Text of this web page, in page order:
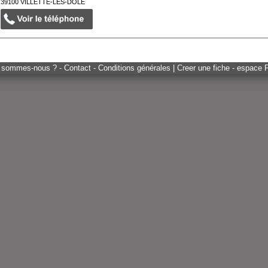
39100VILLETTE-LÈS-DOLE
nous ? - Contact - Conditions générales Creer une fiche - espace